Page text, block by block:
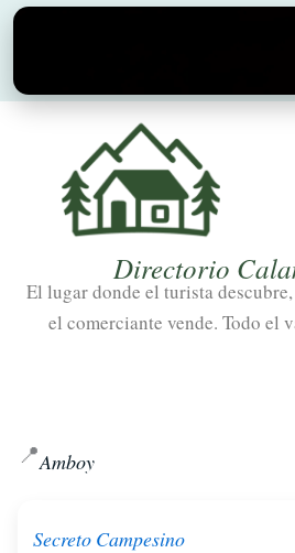
contenido
Directorio
El lugar donde el turista
el comerciante vende. Todo el
📍Amboy
Secreto Campesino